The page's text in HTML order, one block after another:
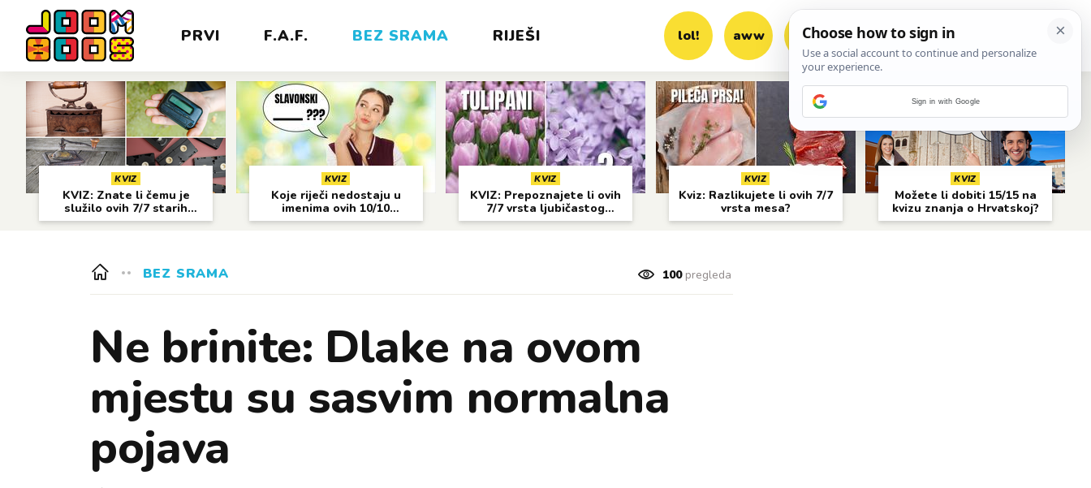
PRVI F.A.F. BEZ SRAMA RIJEŠI lol! aww vrh! woot?!
KVIZ
KVIZ: Znate li čemu je
služilo ovih 7/7 starih
predmeta?
KVIZ
Koje riječi nedostaju u
imenima ovih 10/10
gradova?
KVIZ
KVIZ: Prepoznajete li ovih
7/7 vrsta ljubičastog
cvijeća?
KVIZ
Kviz: Razlikujete li ovih 7/7
vrsta mesa?
KVIZ
Možete li dobiti 15/15 na
kvizu znanja o Hrvatskoj?
BEZ SRAMA 100pregleda
Ne brinite: Dlake na ovom
mjestu su sasvim normalna
pojava
Sign in with Google